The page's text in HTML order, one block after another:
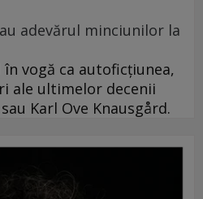
adevărul minciunilor la
vogă ca autoficțiunea,
ale ultimelor decenii
Karl Ove Knausgård.